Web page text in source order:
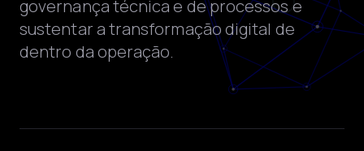
governança técnica e de processos e
sustentar a transformação digital de
dentro da operação.